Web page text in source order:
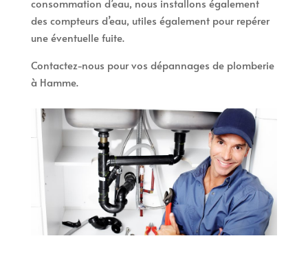
consommation d’eau, nous installons également
des compteurs d’eau, utiles également pour repérer
une éventuelle fuite.
Contactez-nous pour vos dépannages de plomberie
à Hamme.